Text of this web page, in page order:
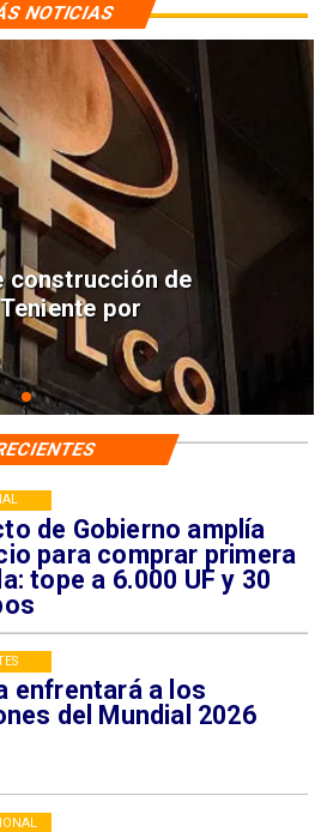
NOTICIAS
construcción de
por
de Gobierno amplía
para comprar primera
tope a 6.000 UF y 30
enfrentará a los
del Mundial 2026